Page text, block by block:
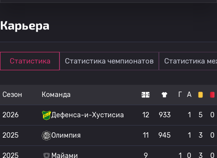
Карьера
Статистика Статистика чемпионатов Статистика
Сезон Команда Г А
2026 Дефенса-и-Хустисиа 12 933 1 5 0
2025 Олимпия 11 945 1 3 0
2025 Майами 9 1 0 3 0